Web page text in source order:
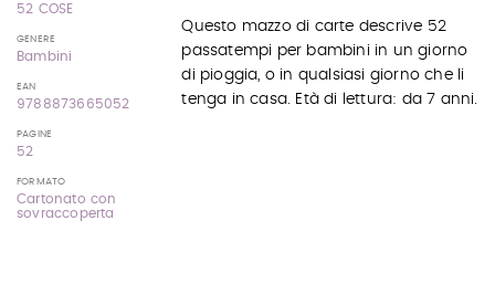
52 COSE
GENERE
Bambini
EAN
9788873665052
PAGINE
52
FORMATO
Cartonato con
sovraccoperta
Questo mazzo di carte descrive 52
passatempi per bambini in un giorno
di pioggia, o in qualsiasi giorno che li
tenga in casa. Età di lettura: da 7 anni.